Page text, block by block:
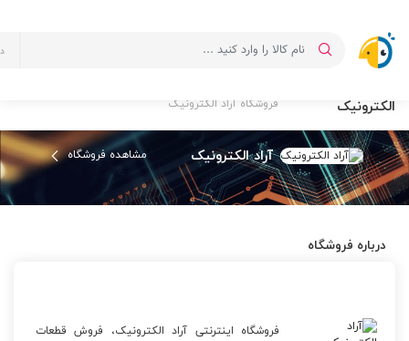
الکترونیک
فروشگاه آراد الکترونیک
آراد الکترونیک مشاهده فروشگاه
درباره فروشگاه
فروشگاه اینترنتی آراد الکترونیک، فروش قطعات